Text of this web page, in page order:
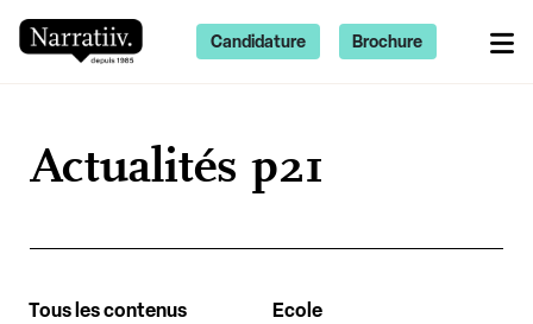
Actualités p21
Tous les contenus Ecole
Candidature Brochure